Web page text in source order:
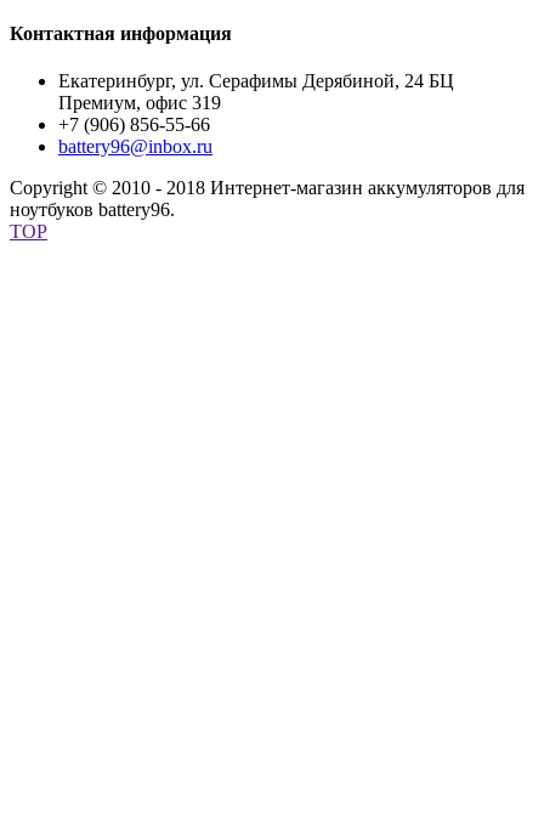
Контактная информация
Екатеринбург, ул. Серафимы Дерябиной, 24 БЦ
Премиум, офис 319
+7 (906) 856-55-66
battery96@inbox.ru
Copyright © 2010 - 2018 Интернет-магазин аккумуляторов для
ноутбуков battery96.
TOP